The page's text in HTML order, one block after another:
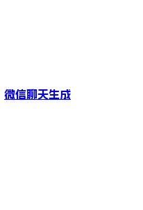
微信聊天生成